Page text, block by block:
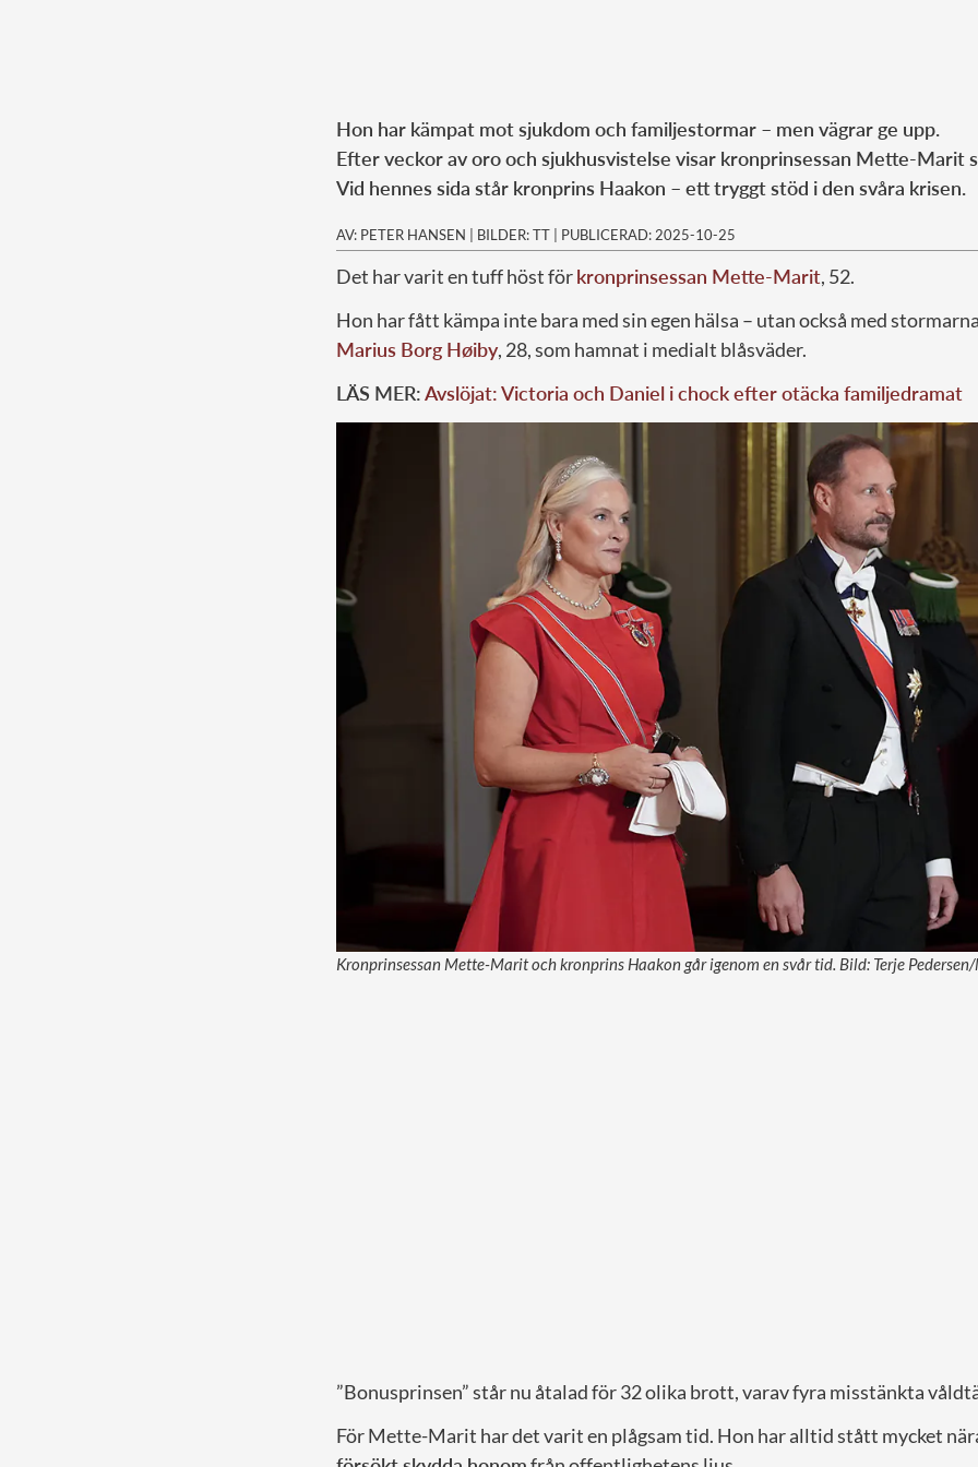
Hon har kämpat mot sjukdom och familjestormar – men vägrar ge upp.
Efter veckor av oro och sjukhusvistelse visar kronprinsessan Mette-Marit
Vid hennes sida står kronprins Haakon – ett tryggt stöd i den svåra krisen.
AV: PETER HANSEN | BILDER: TT | PUBLICERAD: 2025-10-25
Det har varit en tuff höst förkronprinsessan Mette-Marit, 52.
Hon har fått kämpa inte bara med sin egen hälsa – utan också med
Marius Borg Høiby, 28, som hamnat i medialt blåsväder.
LÄS MER:Avslöjat: Victoria och Daniel i chock efter otäcka familjedramat
Kronprinsessan Mette-Marit och kronprins Haakon går igenom en svår tid. Bild: Terje
”Bonusprinsen” står nu åtalad för 32 olika brott, varav fyra misstänkta
För Mette-Marit har det varit en plågsam tid. Hon har alltid stått mycket